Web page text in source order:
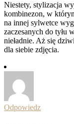
Niestety, stylizacja
kombinezon, w
na innej sylwetce
zaczesanych do tyłu
nieładnie. Aż się
dla siebie zdjęcia.
Odpowiedz